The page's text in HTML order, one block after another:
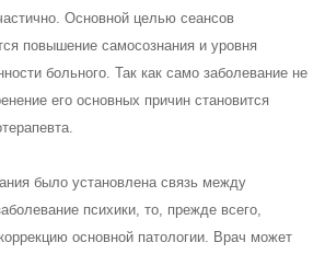
Основной целью сеансов
повышение самосознания и уровня
больного. Так как само заболевание не
его основных причин становится
было установлена связь между
психики, то, прежде всего,
основной патологии. Врач может